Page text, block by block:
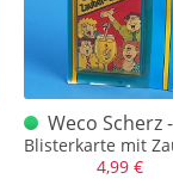
Logo)Blister
Weco
Blisterkarte mit
4,99 €